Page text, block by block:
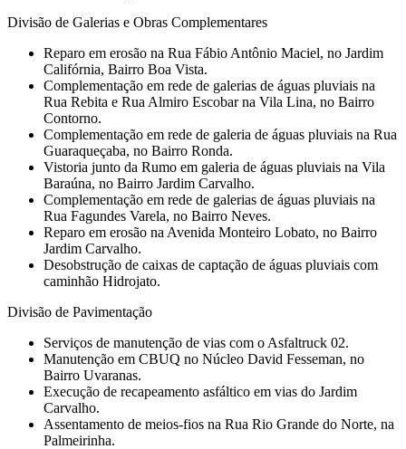
Divisão de Galerias e Obras Complementares
Reparo em erosão na Rua Fábio Antônio Maciel, no Jardim
Califórnia, Bairro Boa Vista.
⁠Complementação em rede de galerias de águas pluviais na
Rua Rebita e Rua Almiro Escobar na Vila Lina, no Bairro
Contorno.
Complementação em rede de galeria de águas pluviais na Rua
Guaraqueçaba, no Bairro Ronda.
Vistoria junto da Rumo em galeria de águas pluviais na Vila
Baraúna, no Bairro Jardim Carvalho.
Complementação em rede de galerias de águas pluviais na
Rua Fagundes Varela, no Bairro Neves.
⁠Reparo em erosão na Avenida Monteiro Lobato, no Bairro
Jardim Carvalho.
Desobstrução de caixas de captação de águas pluviais com
caminhão Hidrojato.
Divisão de Pavimentação
Serviços de manutenção de vias com o Asfaltruck 02.
Manutenção em CBUQ no Núcleo David Fesseman, no
Bairro Uvaranas.
Execução de recapeamento asfáltico em vias do Jardim
Carvalho.
Assentamento de meios-fios na Rua Rio Grande do Norte, na
Palmeirinha.